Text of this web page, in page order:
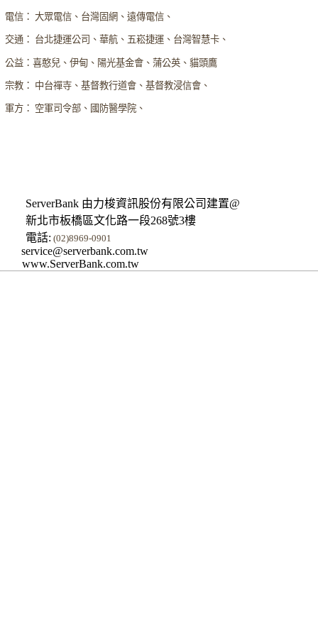
電信： 大眾電信、台灣固網、遠傳電信、
交通： 台北捷運公司、華航、五崧捷運、台灣智慧卡、
公益：喜憨兒、伊甸、陽光基金會、蒲公英、貓頭鷹
宗教： 中台禪寺、基督教行道會、基督教浸信會、
軍方： 空軍司令部、國防醫學院、
ServerBank 由力梭資訊股份有限公司建置@
新北市板橋區文化路一段268號3樓
電話: (02)8969-0901
service@serverbank.com.tw
www.ServerBank.com.tw